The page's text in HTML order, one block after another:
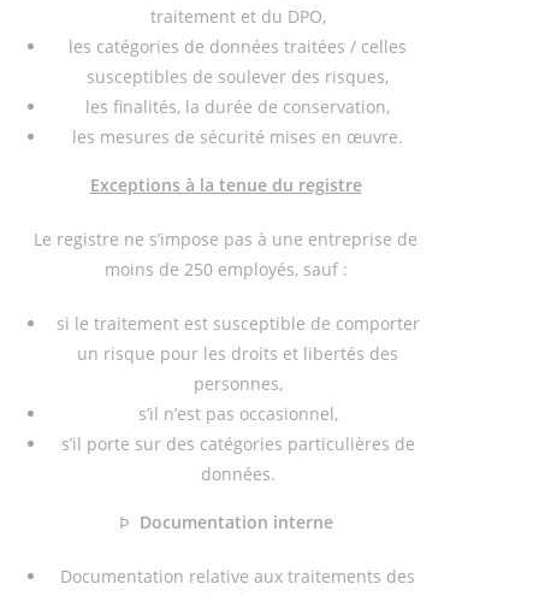
traitement et du DPO,
les catégories de données traitées / celles
susceptibles de soulever des risques,
les finalités, la durée de conservation,
les mesures de sécurité mises en œuvre.
Exceptions à la tenue du registre
Le registre ne s’impose pas à une entreprise de
moins de 250 employés, sauf :
si le traitement est susceptible de comporter
un risque pour les droits et libertés des
personnes,
s’il n’est pas occasionnel,
s’il porte sur des catégories particulières de
données.
Þ Documentation interne
Documentation relative aux traitements des